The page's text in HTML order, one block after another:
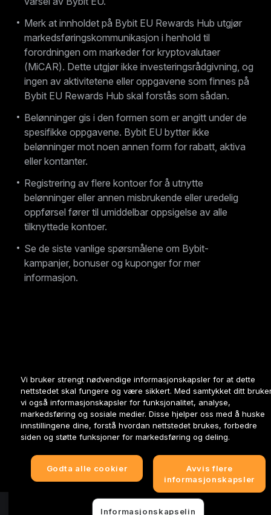
Merk at innholdet på Bybit EU Rewards Hub utgjør
markedsføringskommunikasjon i henhold til
forordningen om markeder for kryptovalutaer
(MiCAR). Dette utgjør ikke investeringsrådgivning, og
ingen av aktivitetene eller oppgavene som finnes på
Bybit EU Rewards Hub skal forstås som sådan.
Belønninger gis i den formen som er angitt under de
spesifikke oppgavene. Bybit EU bytter ikke
belønninger mot noen annen form for rabatt, aktiva
eller kontanter.
Registrering av flere kontoer for å utnytte
belønninger eller annen misbrukende eller uredelig
oppførsel fører til umiddelbar oppsigelse av alle
tilknyttede kontoer.
Se de siste vanlige spørsmålene om Bybit-
kampanjer, bonuser og kuponger for mer
informasjon.
© 2025-2026 Bybit.eu. All rights reserved.
Vi bruker strengt nødvendige informasjonskapsler for at dette
nettstedet skal fungere og være sikkert. Med samtykket ditt
vi også informasjonskapsler for funksjonalitet, analyse,
markedsføring og sosiale medier. Disse hjelper oss med å huske
innstillingene dine, forstå hvordan nettstedet brukes, forbedre
siden og støtte funksjoner for markedsføring og deling.
Godta alle cookier
Avvis flere
informasjonskapsler
Informasjonskapselin